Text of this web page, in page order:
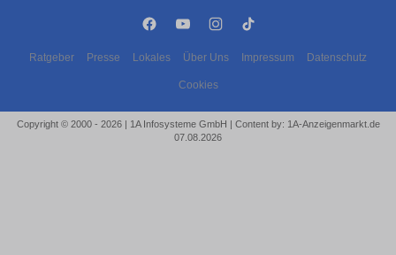
Ratgeber Presse Lokales Über Uns Impressum Datenschutz
Cookies
Copyright © 2000 - 2026 | 1A Infosysteme GmbH | Content by: 1A-Anzeigenmarkt.de
07.08.2026